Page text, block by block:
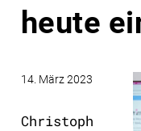
heute
14. März 2023
Christoph